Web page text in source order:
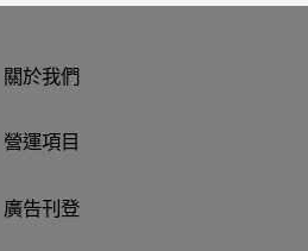
關於我們
營運項目
廣告刊登